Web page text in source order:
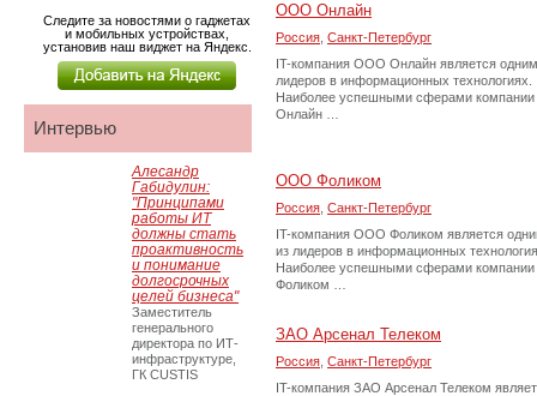
ООО Онлайн
Россия Санкт-Петербург
IT-компания ООО Онлайн является
лидеров в информационных технологиях.
Наиболее успешными сферами компании
Онлайн …
ООО Фоликом
Россия Санкт-Петербург
IT-компания ООО Фоликом является
из лидеров в информационных
Наиболее успешными сферами компании
Фоликом …
ЗАО Арсенал Телеком
Россия Санкт-Петербург
IT-компания ЗАО Арсенал Телеком
Следите за новостями о гаджетах
и мобильных устройствах,
установив наш виджет на Яндекс.
Интервью
Алесандр
Габидулин:
"Принципами
работы ИТ
должны стать
проактивность
и понимание
долгосрочных
целей бизнеса"
Заместитель
генерального
директора по ИТ-
инфраструктуре,
ГК CUSTIS